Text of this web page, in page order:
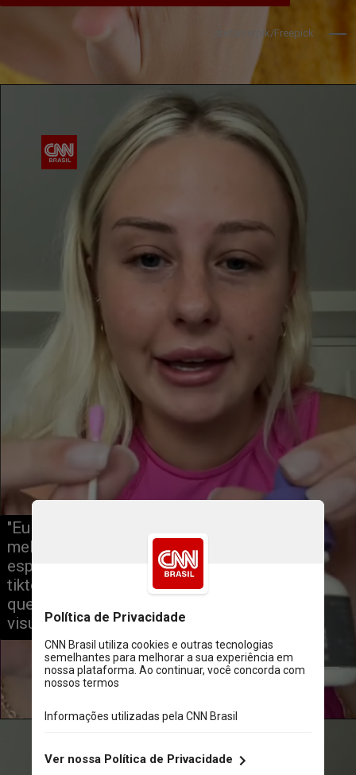
stefamerpik/Freepick
"Eu tenho guardado por muito tempo a
melhor maneira de encobrir uma
espinha sem maquiagem", afirma a
tiktoker Bree Martin em seu vídeo,
que já tem mais de 2,4 milhões de
visualizações
Reprodução/Tik Tok breebreebby